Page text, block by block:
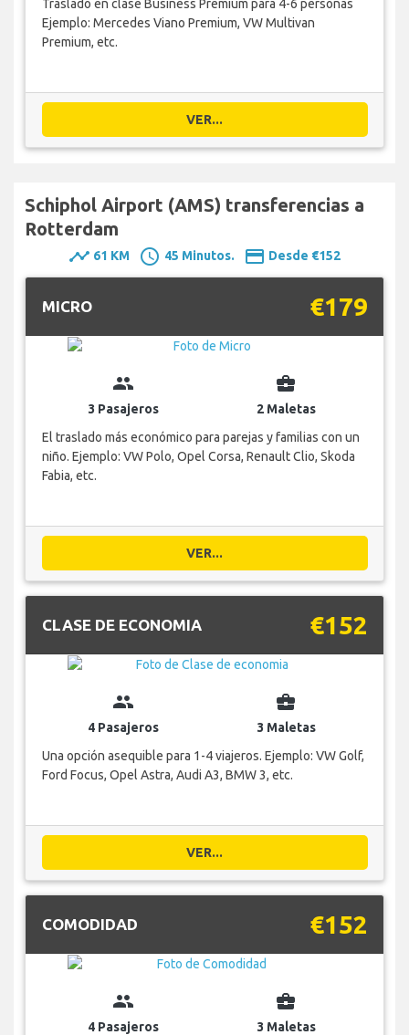
Traslado en clase Business Premium para 4-6 personas
Ejemplo: Mercedes Viano Premium, VW Multivan
Premium, etc.
VER...
Schiphol Airport (AMS) transferencias a
Rotterdam
timeline 61 KM schedule 45 Minutos. payment Desde €152
MICRO €179
group
3 Pasajeros
business_center
2 Maletas
El traslado más económico para parejas y familias con un
niño. Ejemplo: VW Polo, Opel Corsa, Renault Clio, Skoda
Fabia, etc.
VER...
CLASE DE ECONOMIA €152
group
4 Pasajeros
business_center
3 Maletas
Una opción asequible para 1-4 viajeros. Ejemplo: VW Golf,
Ford Focus, Opel Astra, Audi A3, BMW 3, etc.
VER...
COMODIDAD €152
group
4 Pasajeros
business_center
3 Maletas